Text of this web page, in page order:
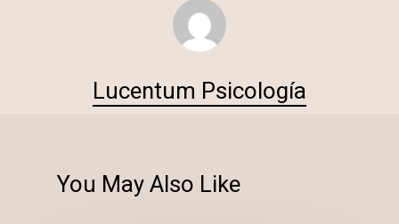
Lucentum Psicología
You May Also Like